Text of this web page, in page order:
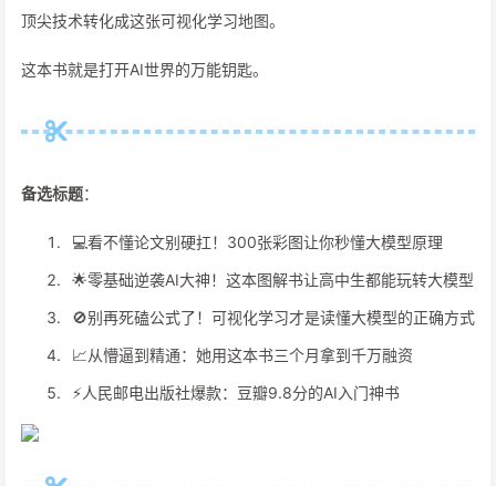
顶尖技术转化成这张可视化学习地图。
这本书就是打开AI世界的万能钥匙。
备选标题：
💻看不懂论文别硬扛！300张彩图让你秒懂大模型原理
🌟零基础逆袭AI大神！这本图解书让高中生都能玩转大模型
🚫别再死磕公式了！可视化学习才是读懂大模型的正确方式
📈从懵逼到精通：她用这本书三个月拿到千万融资
⚡️人民邮电出版社爆款：豆瓣9.8分的AI入门神书